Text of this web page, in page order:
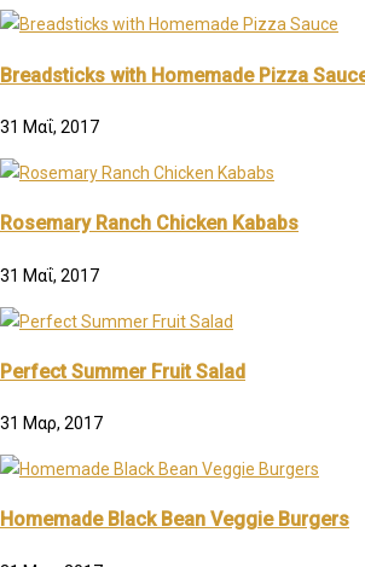
Breadsticks with Homemade Pizza
31 Μαΐ, 2017
Rosemary Ranch Chicken Kababs
31 Μαΐ, 2017
Perfect Summer Fruit Salad
31 Μαρ, 2017
Homemade Black Bean Veggie Burgers